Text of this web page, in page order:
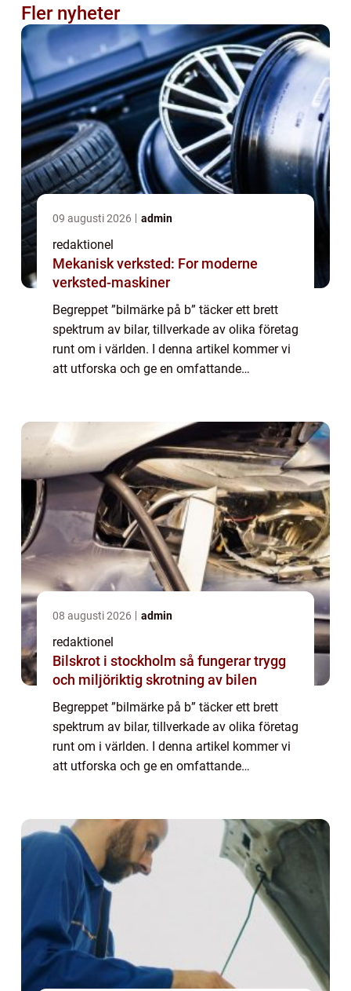
Fler nyheter
09 augusti 2026 admin
redaktionel
Mekanisk verksted: For moderne
verksted-maskiner
Begreppet ”bilmärke på b” täcker ett brett
spektrum av bilar, tillverkade av olika företag
runt om i världen. I denna artikel kommer vi
att utforska och ge en omfattande
08 augusti 2026 admin
redaktionel
Bilskrot i stockholm så fungerar trygg
och miljöriktig skrotning av bilen
Begreppet ”bilmärke på b” täcker ett brett
spektrum av bilar, tillverkade av olika företag
runt om i världen. I denna artikel kommer vi
att utforska och ge en omfattande